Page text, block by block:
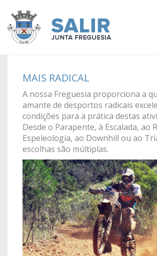
MAIS RADICAL
A nossa Freguesia proporciona a
amante de desportos radicais
condições para a prática destas
Desde o Parapente, à Escalada, ao
Espeleologia, ao Downhill ou ao
escolhas são múltiplas.